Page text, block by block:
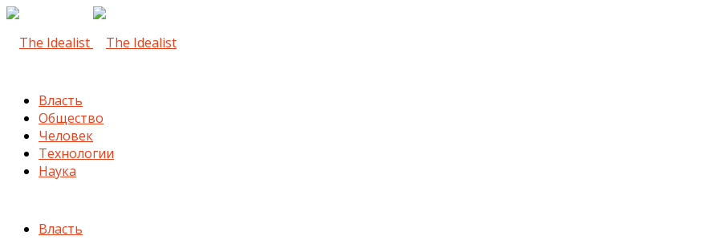
Власть
Общество
Человек
Технологии
Наука
Власть